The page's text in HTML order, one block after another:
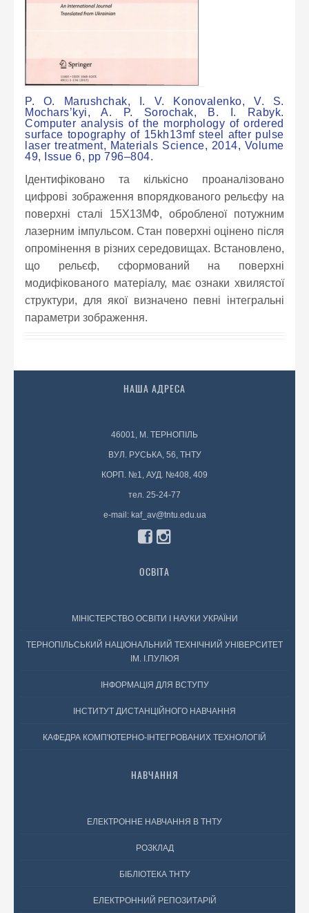
P. O. Marushchak, I. V. Konovalenko, V. S.
Mochars’kyi, A. P. Sorochak, B. I. Rabyk.
Computer analysis of the morphology of ordered
surface topography of 15kh13mf steel after pulse
laser treatment, Materials Science, 2014, Volume
49, Issue 6, pp 796–804.
Ідентифіковано та кількісно проаналізовано
цифрові зображення впорядкованого рельєфу на
поверхні сталі 15Х13МФ, обробленої потужним
лазерним імпульсом. Стан поверхні оцінено після
опромінення в різних середовищах. Встановлено,
що рельєф, сформований на поверхні
модифікованого матеріалу, має ознаки хвилястої
структури, для якої визначено певні інтегральні
параметри зображення.
НАША АДРЕСА
46001, М. ТЕРНОПІЛЬ
ВУЛ. РУСЬКА, 56, ТНТУ
КОРП. №1, АУД. №408, 409
тел. 25-24-77
e-mail: kaf_av@tntu.edu.ua
ОСВІТА
МІНІСТЕРСТВО ОСВІТИ І НАУКИ УКРАЇНИ
ТЕРНОПІЛЬСЬКИЙ НАЦІОНАЛЬНИЙ ТЕХНІЧНИЙ УНІВЕРСИТЕТ
ІМ. І.ПУЛЮЯ
ІНФОРМАЦІЯ ДЛЯ ВСТУПУ
ІНСТИТУТ ДИСТАНЦІЙНОГО НАВЧАННЯ
КАФЕДРА КОМП'ЮТЕРНО-ІНТЕГРОВАНИХ ТЕХНОЛОГІЙ
НАВЧАННЯ
ЕЛЕКТРОННЕ НАВЧАННЯ В ТНТУ
РОЗКЛАД
БІБЛІОТЕКА ТНТУ
ЕЛЕКТРОННИЙ РЕПОЗИТАРІЙ